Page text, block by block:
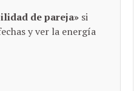
de pareja» si
y ver la energía